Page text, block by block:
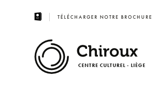
TÉLÉCHARGER NOTRE BROCHURE
CENTRE CULTUREL - LIÈGE